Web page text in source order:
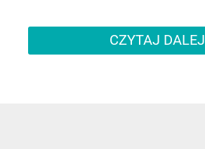
CZYTAJ DALEJ